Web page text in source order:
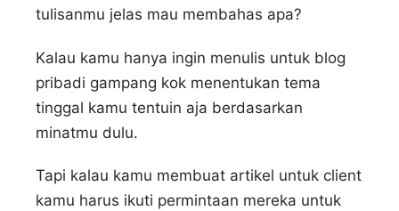
tulisanmu jelas mau membahas apa?
Kalau kamu hanya ingin menulis untuk blog
pribadi gampang kok menentukan tema
tinggal kamu tentuin aja berdasarkan
minatmu dulu.
Tapi kalau kamu membuat artikel untuk client
kamu harus ikuti permintaan mereka untuk